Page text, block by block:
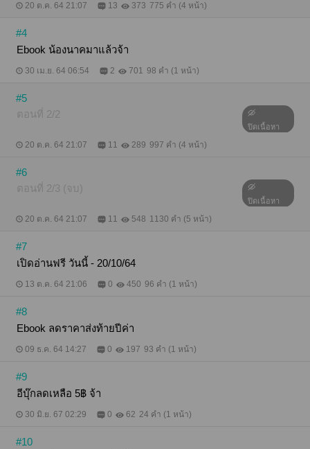
20 ต.ค. 64 21:07 13 373 775 คำ (4 หน้า)
#4
Ebook น้องนาคมาแล้วจ้า
30 เม.ย. 64 06:54 2 701 98 คำ (1 หน้า)
#5
ตอนที่ 2/2
ปิดเนื้อหา
20 ต.ค. 64 21:07 11 289 997 คำ (4 หน้า)
#6
ตอนที่ 2/3 (จบ)
ปิดเนื้อหา
20 ต.ค. 64 21:07 11 548 1130 คำ (5 หน้า)
#7
เปิดอ่านฟรี วันนี้ - 20/10/64
13 ต.ค. 64 21:06 0 450 96 คำ (1 หน้า)
#8
Ebook ลดราคาส่งท้ายปีค่า
09 ธ.ค. 64 14:27 0 197 93 คำ (1 หน้า)
#9
อีบุ๊กลดเหลือ 5฿ จ้า
30 มิ.ย. 67 02:29 0 62 24 คำ (1 หน้า)
#10